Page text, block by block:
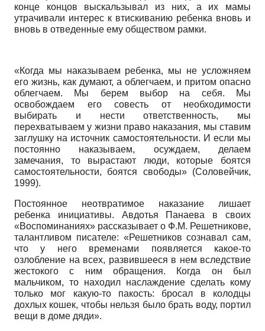
конце концов выскальзывал из них, а их мамы
утрачивали интерес к втискиванию ребенка вновь и
вновь в отведенные ему обществом рамки.
«Когда мы наказываем ребенка, мы не усложняем
его жизнь, как думают, а облегчаем, и притом опасно
облегчаем. Мы берем выбор на себя. Мы
освобождаем его совесть от необходимости
выбирать и нести ответственность, мы
перехватываем у жизни право наказания, мы ставим
заглушку на источник самостоятельности. И если мы
постоянно наказываем, осуждаем, делаем
замечания, то вырастают люди, которые боятся
самостоятельности, боятся свободы» (Соловейчик,
1999).
Постоянное неотвратимое наказание лишает
ребенка инициативы. Авдотья Панаева в своих
«Воспоминаниях» рассказывает о Ф.М. Решетникове,
талантливом писателе: «Решетников сознавал сам,
что у него временами появляется какое-то
озлобление на всех, развившееся в нем вследствие
жестокого с ним обращения. Когда он был
мальчиком, то находил наслаждение сделать кому
только мог какую-то пакость: бросал в колодцы
дохлых кошек, чтобы нельзя было брать воду, портил
вещи в доме дяди».